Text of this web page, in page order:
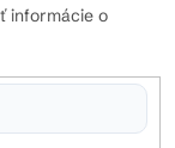
informácie o